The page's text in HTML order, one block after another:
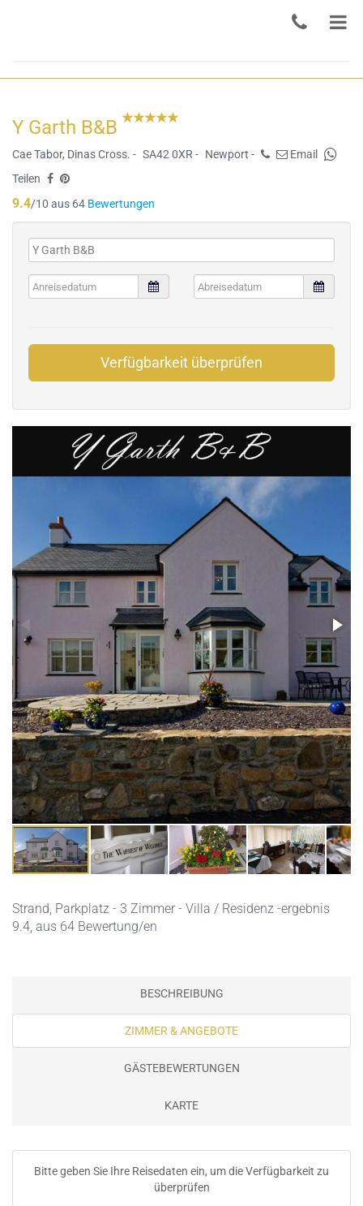
Y Garth B&B
Cae Tabor, Dinas Cross. - SA42 0XR - Newport -
Email
Teilen
9.4/10 aus 64 Bewertungen
Verfügbarkeit überprüfen
Strand, Parkplatz - 3 Zimmer - Villa / Residenz -ergebnis
9.4, aus 64 Bewertung/en
BESCHREIBUNG
ZIMMER & ANGEBOTE
GÄSTEBEWERTUNGEN
KARTE
Bitte geben Sie Ihre Reisedaten ein, um die Verfügbarkeit zu
überprüfen